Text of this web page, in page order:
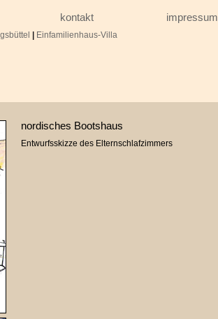
Einfamilienhaus-Villa
kontakt impressum
nordisches Bootshaus
Entwurfsskizze des Elternschlafzimmers